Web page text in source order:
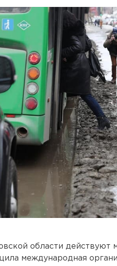
области действуют
международная